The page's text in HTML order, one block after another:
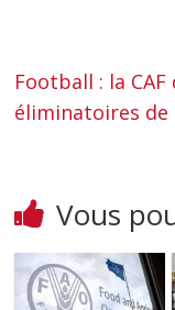
Football : la
éliminatoires de
Vous